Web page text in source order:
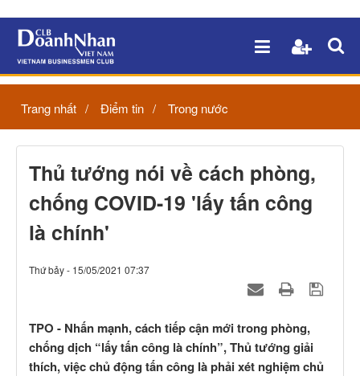
Trang nhất Điểm tin Trong nước
Thủ tướng nói về cách phòng,
chống COVID-19 'lấy tấn công
là chính'
Thứ bảy - 15/05/2021 07:37
TPO - Nhấn mạnh, cách tiếp cận mới trong phòng,
chống dịch “lấy tấn công là chính”, Thủ tướng giải
thích, việc chủ động tấn công là phải xét nghiệm chủ